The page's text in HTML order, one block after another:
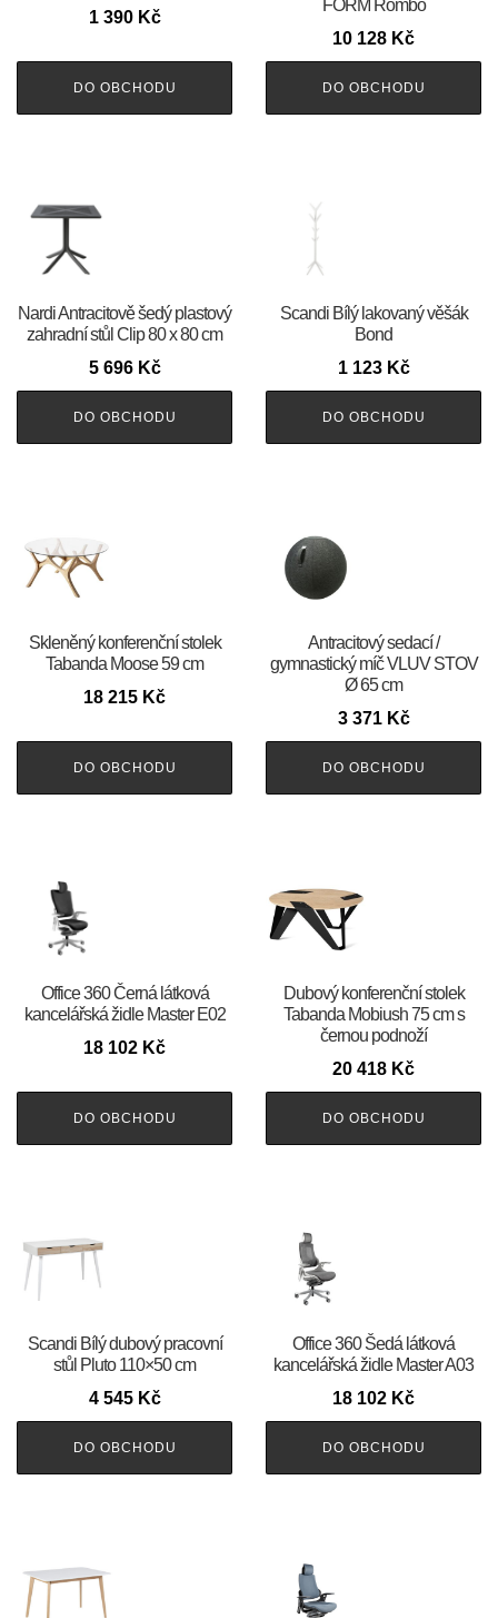
1 390 Kč
DO OBCHODU
FORM Rombo
10 128 Kč
DO OBCHODU
Nardi Antracitově šedý plastový
zahradní stůl Clip 80 x 80 cm
5 696 Kč
DO OBCHODU
Scandi Bílý lakovaný věšák
Bond
1 123 Kč
DO OBCHODU
Skleněný konferenční stolek
Tabanda Moose 59 cm
18 215 Kč
DO OBCHODU
Antracitový sedací /
gymnastický míč VLUV STOV
Ø 65 cm
3 371 Kč
DO OBCHODU
Office 360 Černá látková
kancelářská židle Master E02
18 102 Kč
DO OBCHODU
Dubový konferenční stolek
Tabanda Mobiush 75 cm s
černou podnoží
20 418 Kč
DO OBCHODU
Scandi Bílý dubový pracovní
stůl Pluto 110×50 cm
4 545 Kč
DO OBCHODU
Office 360 Šedá látková
kancelářská židle Master A03
18 102 Kč
DO OBCHODU